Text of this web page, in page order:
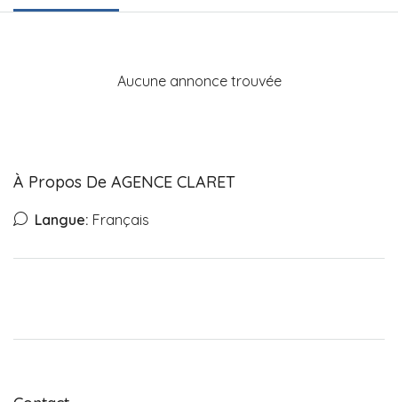
Aucune annonce trouvée
À Propos De AGENCE CLARET
Langue: Français